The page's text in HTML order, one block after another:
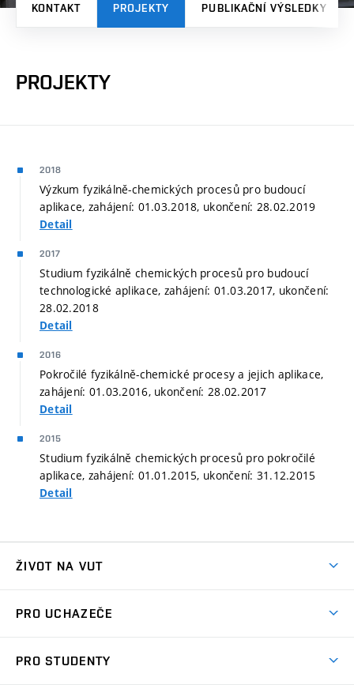
KONTAKT PROJEKTY PUBLIKAČNÍ VÝSLEDKY
PROJEKTY
2018
Výzkum fyzikálně-chemických procesů pro budoucí
aplikace, zahájení: 01.03.2018, ukončení: 28.02.2019
Detail
2017
Studium fyzikálně chemických procesů pro budoucí
technologické aplikace, zahájení: 01.03.2017, ukončení:
28.02.2018
Detail
2016
Pokročilé fyzikálně-chemické procesy a jejich aplikace,
zahájení: 01.03.2016, ukončení: 28.02.2017
Detail
2015
Studium fyzikálně chemických procesů pro pokročilé
aplikace, zahájení: 01.01.2015, ukončení: 31.12.2015
Detail
ŽIVOT NA VUT
Koleje
PRO UCHAZEČE
PRO STUDENTY